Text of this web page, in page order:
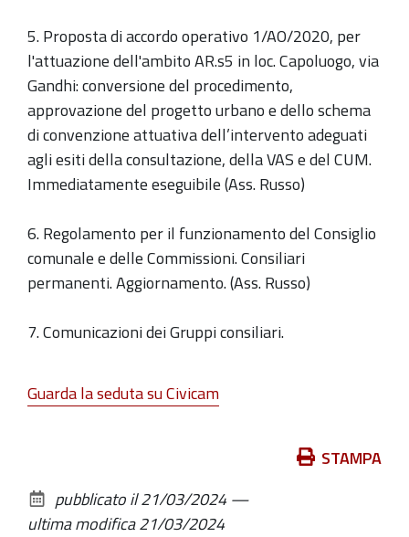
5. Proposta di accordo operativo 1/AO/2020, per
l'attuazione dell'ambito AR.s5 in loc. Capoluogo, via
Gandhi: conversione del procedimento,
approvazione del progetto urbano e dello schema
di convenzione attuativa dell’intervento adeguati
agli esiti della consultazione, della VAS e del CUM.
Immediatamente eseguibile (Ass. Russo)
6. Regolamento per il funzionamento del Consiglio
comunale e delle Commissioni. Consiliari
permanenti. Aggiornamento. (Ass. Russo)
7. Comunicazioni dei Gruppi consiliari.
Guarda la seduta su Civicam
documento
STAMPA
pubblicato il21/03/2024—
ultima modifica21/03/2024